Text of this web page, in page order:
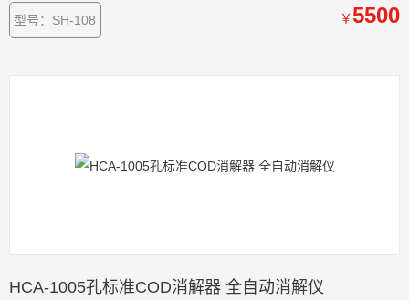
电力负荷、提高效率的目的。个消解管同时进行加热，同时还提高了
仪器使用的安全性。
型号：SH-108 ￥5500
HCA-1005孔标准COD消解器 全自动消解仪